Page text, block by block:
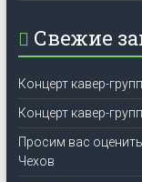
Свежие
Концерт кавер-
Концерт кавер-
Просим вас
Чехов